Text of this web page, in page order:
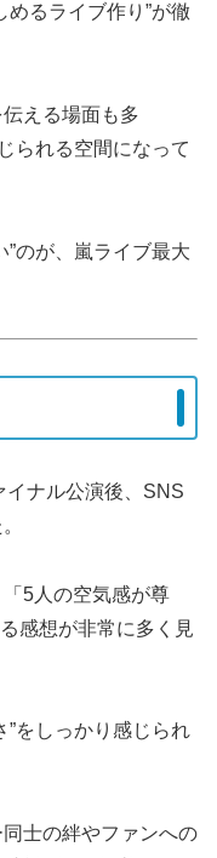
めるライブ作り”が徹
える場面も多
られる空間になって
”のが、嵐ライブ最大
イナル公演後、SNS
「5人の空気感が尊
感想が非常に多く見
”をしっかり感じられ
士の絆やファンへの